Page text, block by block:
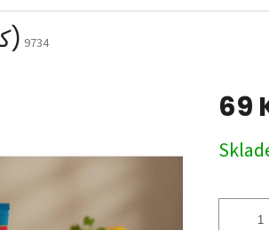
Kurkuma 100g (كركم) 9734
69
cena: